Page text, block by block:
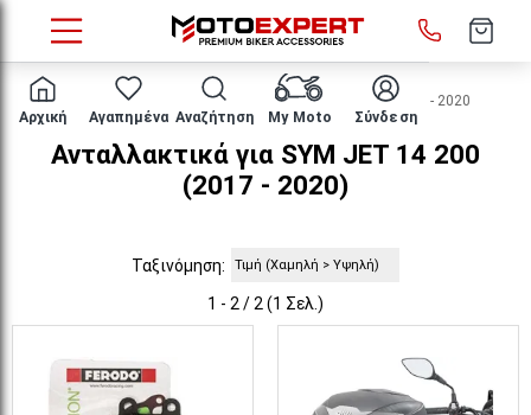
Αρχική Αγαπημένα Αναζήτηση My Moto Σύνδεση
Μάρκα/μοντέλο SYM JET 14 200 2017 - 2020
Ανταλλακτικά για SYM JET 14 200
(2017 - 2020)
Ταξινόμηση:
1 - 2 / 2 (1 Σελ.)